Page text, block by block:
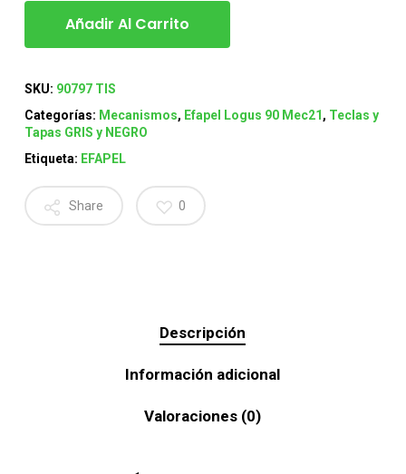
Añadir Al Carrito
SKU: 90797 TIS
Categorías: Mecanismos, Efapel Logus 90 Mec21 , Teclas y
Tapas GRIS y NEGRO
Etiqueta: EFAPEL
Share 0
Descripción
Información adicional
Valoraciones (0)